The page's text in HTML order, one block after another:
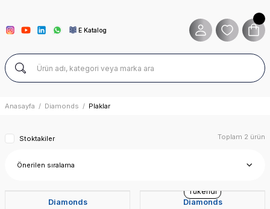
E Katalog
Anasayfa Diamonds Plaklar
Stoktakiler Toplam 2 ürün
Diamonds
Tükendi
Diamonds